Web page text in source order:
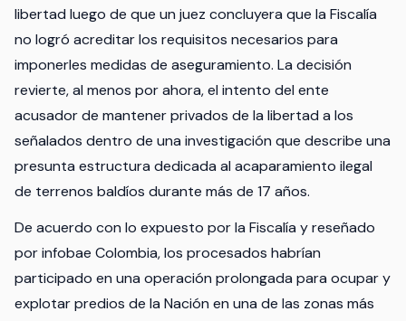
libertad luego de que un juez concluyera que la Fiscalía
no logró acreditar los requisitos necesarios para
imponerles medidas de aseguramiento. La decisión
revierte, al menos por ahora, el intento del ente
acusador de mantener privados de la libertad a los
señalados dentro de una investigación que describe una
presunta estructura dedicada al acaparamiento ilegal
de terrenos baldíos durante más de 17 años.
De acuerdo con lo expuesto por la Fiscalía y reseñado
por infobae Colombia, los procesados habrían
participado en una operación prolongada para ocupar y
explotar predios de la Nación en una de las zonas más